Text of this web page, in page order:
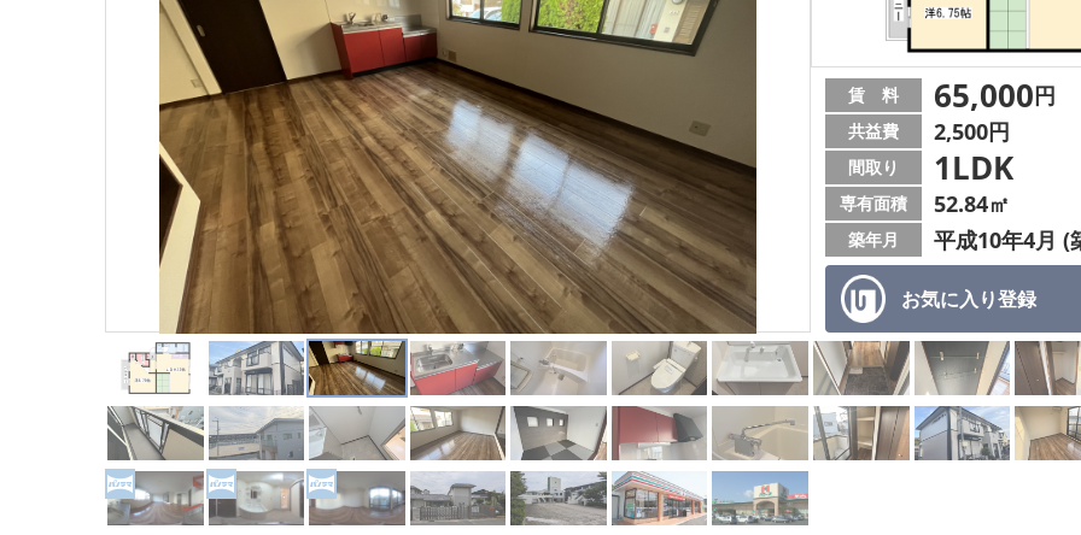
お気に入り登録
賃 料 65,000円
共益費 2,500円
間取り 1LDK
専有面積 52.84㎡
築年月 平成10年4月 (